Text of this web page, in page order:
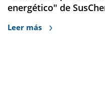
energético" de
Leer más